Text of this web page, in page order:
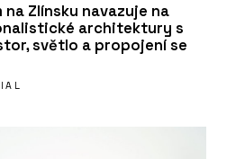
Zlínsku navazuje na
architektury s
světlo a propojení se